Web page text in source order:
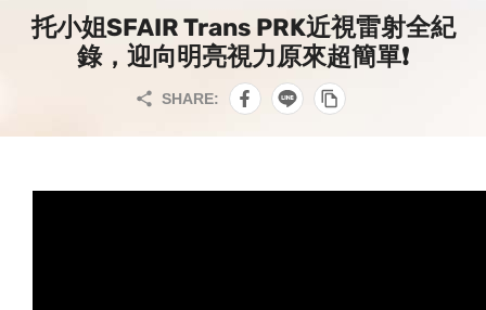
托小姐SFAIR Trans PRK近視雷射全紀
錄，迎向明亮視力原來超簡單❗️